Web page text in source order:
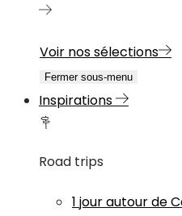
Voir nos sélections
Fermer sous-menu
Inspirations
Road trips
1 jour autour de